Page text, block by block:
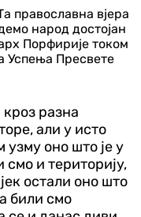
православна вјера
народ достојан
Порфирије током
Успења Пресвете
разна
али у исто
узму оно што је у
смо и територију,
остали оно што
били смо